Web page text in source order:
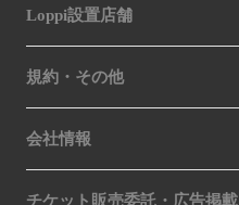
Loppi設置店舗
規約・その他
会社情報
チケット販売委託・広告掲載